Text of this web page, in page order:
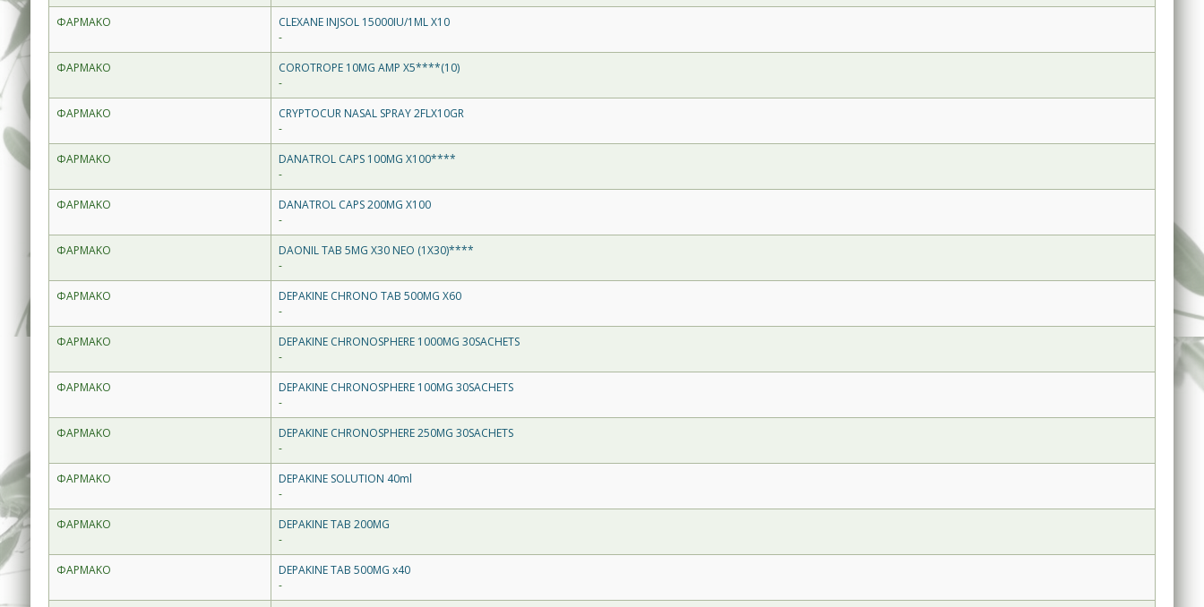
ΦΑΡΜΑΚΟ
CLEXANE INJSOL 15000IU/1ML X10
-
ΦΑΡΜΑΚΟ
COROTROPE 10MG AMP X5****(10)
-
ΦΑΡΜΑΚΟ
CRYPTOCUR NASAL SPRAY 2FLX10GR
-
ΦΑΡΜΑΚΟ
DANATROL CAPS 100MG X100****
-
ΦΑΡΜΑΚΟ
DANATROL CAPS 200MG X100
-
ΦΑΡΜΑΚΟ
DAONIL TAB 5MG X30 NEO (1X30)****
-
ΦΑΡΜΑΚΟ
DEPAKINE CHRONO TAB 500MG X60
-
ΦΑΡΜΑΚΟ
DEPAKINE CHRONOSPHERE 1000MG 30SACHETS
-
ΦΑΡΜΑΚΟ
DEPAKINE CHRONOSPHERE 100MG 30SACHETS
-
ΦΑΡΜΑΚΟ
DEPAKINE CHRONOSPHERE 250MG 30SACHETS
-
ΦΑΡΜΑΚΟ
DEPAKINE SOLUTION 40ml
-
ΦΑΡΜΑΚΟ
DEPAKINE TAB 200MG
-
ΦΑΡΜΑΚΟ
DEPAKINE TAB 500MG x40
-